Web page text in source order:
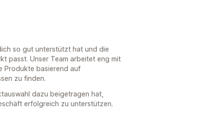
so gut unterstützt hat und die
passt. Unser Team arbeitet eng mit
Produkte basierend auf
zu finden.
dazu beigetragen hat,
erfolgreich zu unterstützen.